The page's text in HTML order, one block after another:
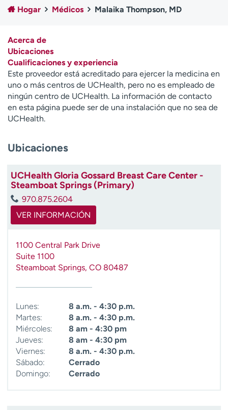
Atención a medios de
comunicación
Contáctenos Noticias e historias
A
y
ú
d
m
e
n
Hogar Médicos Malaika Thompson, MD
Acerca de
Ubicaciones
Cualificaciones y experiencia
Este proveedor está acreditado para ejercer la medicina en
uno o más centros de UCHealth, pero no es empleado de
ningún centro de UCHealth. La información de contacto
en esta página puede ser de una instalación que no sea de
UCHealth.
Ubicaciones
UCHealth Gloria Gossard Breast Care Center -
Steamboat Springs (Primary)
970.875.2604
VER INFORMACIÓN
1100 Central Park Drive
Suite 1100
Steamboat Springs, CO 80487
Lunes:
8 a.m. - 4:30 p.m.
Martes:
8 a.m. - 4:30 p.m.
Miércoles:
8 am - 4:30 pm
Jueves:
8 am - 4:30 pm
Viernes:
8 a.m. - 4:30 p.m.
Sábado:
Cerrado
Domingo:
Cerrado